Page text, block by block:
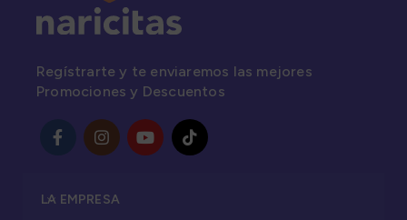
Regístrarte y te enviaremos las mejores
Promociones y Descuentos
LA EMPRESA